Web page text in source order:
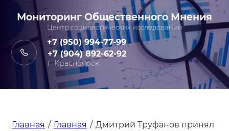
Мониторинг Общественного Мнения
Центр социологических исследований
+7 (950) 994-77-99
+7 (904) 892-62-92
г. Красноярск
Главная / Главная / Дмитрий Труфанов принял